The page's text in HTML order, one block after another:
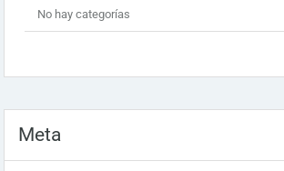
No hay categorías
Meta